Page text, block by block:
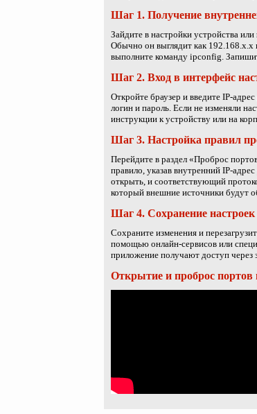
Шаг 1. Получение
Зайдите в настройки устройства
Обычно он выглядит как
выполните команду ipconfig.
Шаг 2. Вход в интерфейс
Откройте браузер и введите IP-
логин и пароль. Если не изменяли
инструкции к устройству или на
Шаг 3. Настройка правил
Перейдите в раздел «Проброс
правило, указав внутренний IP-
открыть, и соответствующий
который внешние источники будут
Шаг 4. Сохранение настроек
Сохраните изменения и
помощью онлайн-сервисов или
приложение получают доступ
Открытие и проброс портов